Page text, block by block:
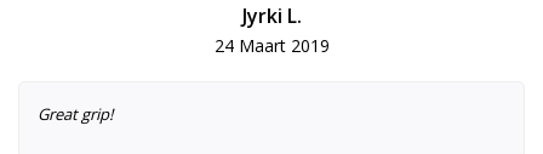
Jyrki L.
24 Maart 2019
Great grip!